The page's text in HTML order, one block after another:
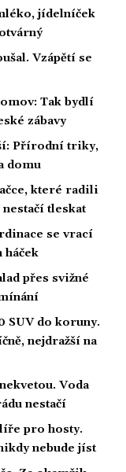
jídelníček
Vzápětí se
Tak bydlí
zábavy
Přírodní triky,
domu
které radili
tleskat
se vrací
háček
přes svižné
SUV do koruny.
nejdražší na
Voda
nestačí
pro hosty.
nebude jíst